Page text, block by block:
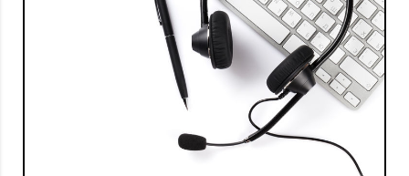
CALL CENTER SERVICE
9.00 – 19.00